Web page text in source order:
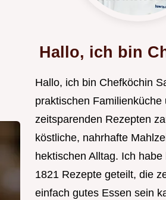
Hallo, ich bin
Hallo, ich bin Chefköchin
praktischen Familienküche
zeitsparenden Rezepten
köstliche, nahrhafte
hektischen Alltag. Ich
1821 Rezepte geteilt, die
einfach gutes Essen sein